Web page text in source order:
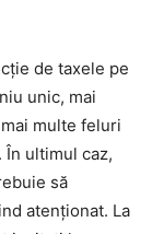
de taxele pe
unic, mai
multe feluri
În ultimul caz,
să
atenționat. La